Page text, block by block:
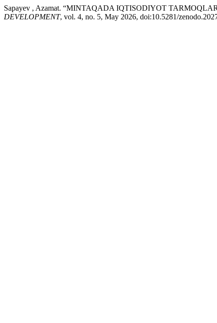
Sapayev , Azamat. “MINTAQADA IQTISODIYOT
DEVELOPMENT, vol. 4, no. 5, May 2026, doi:10.5281/